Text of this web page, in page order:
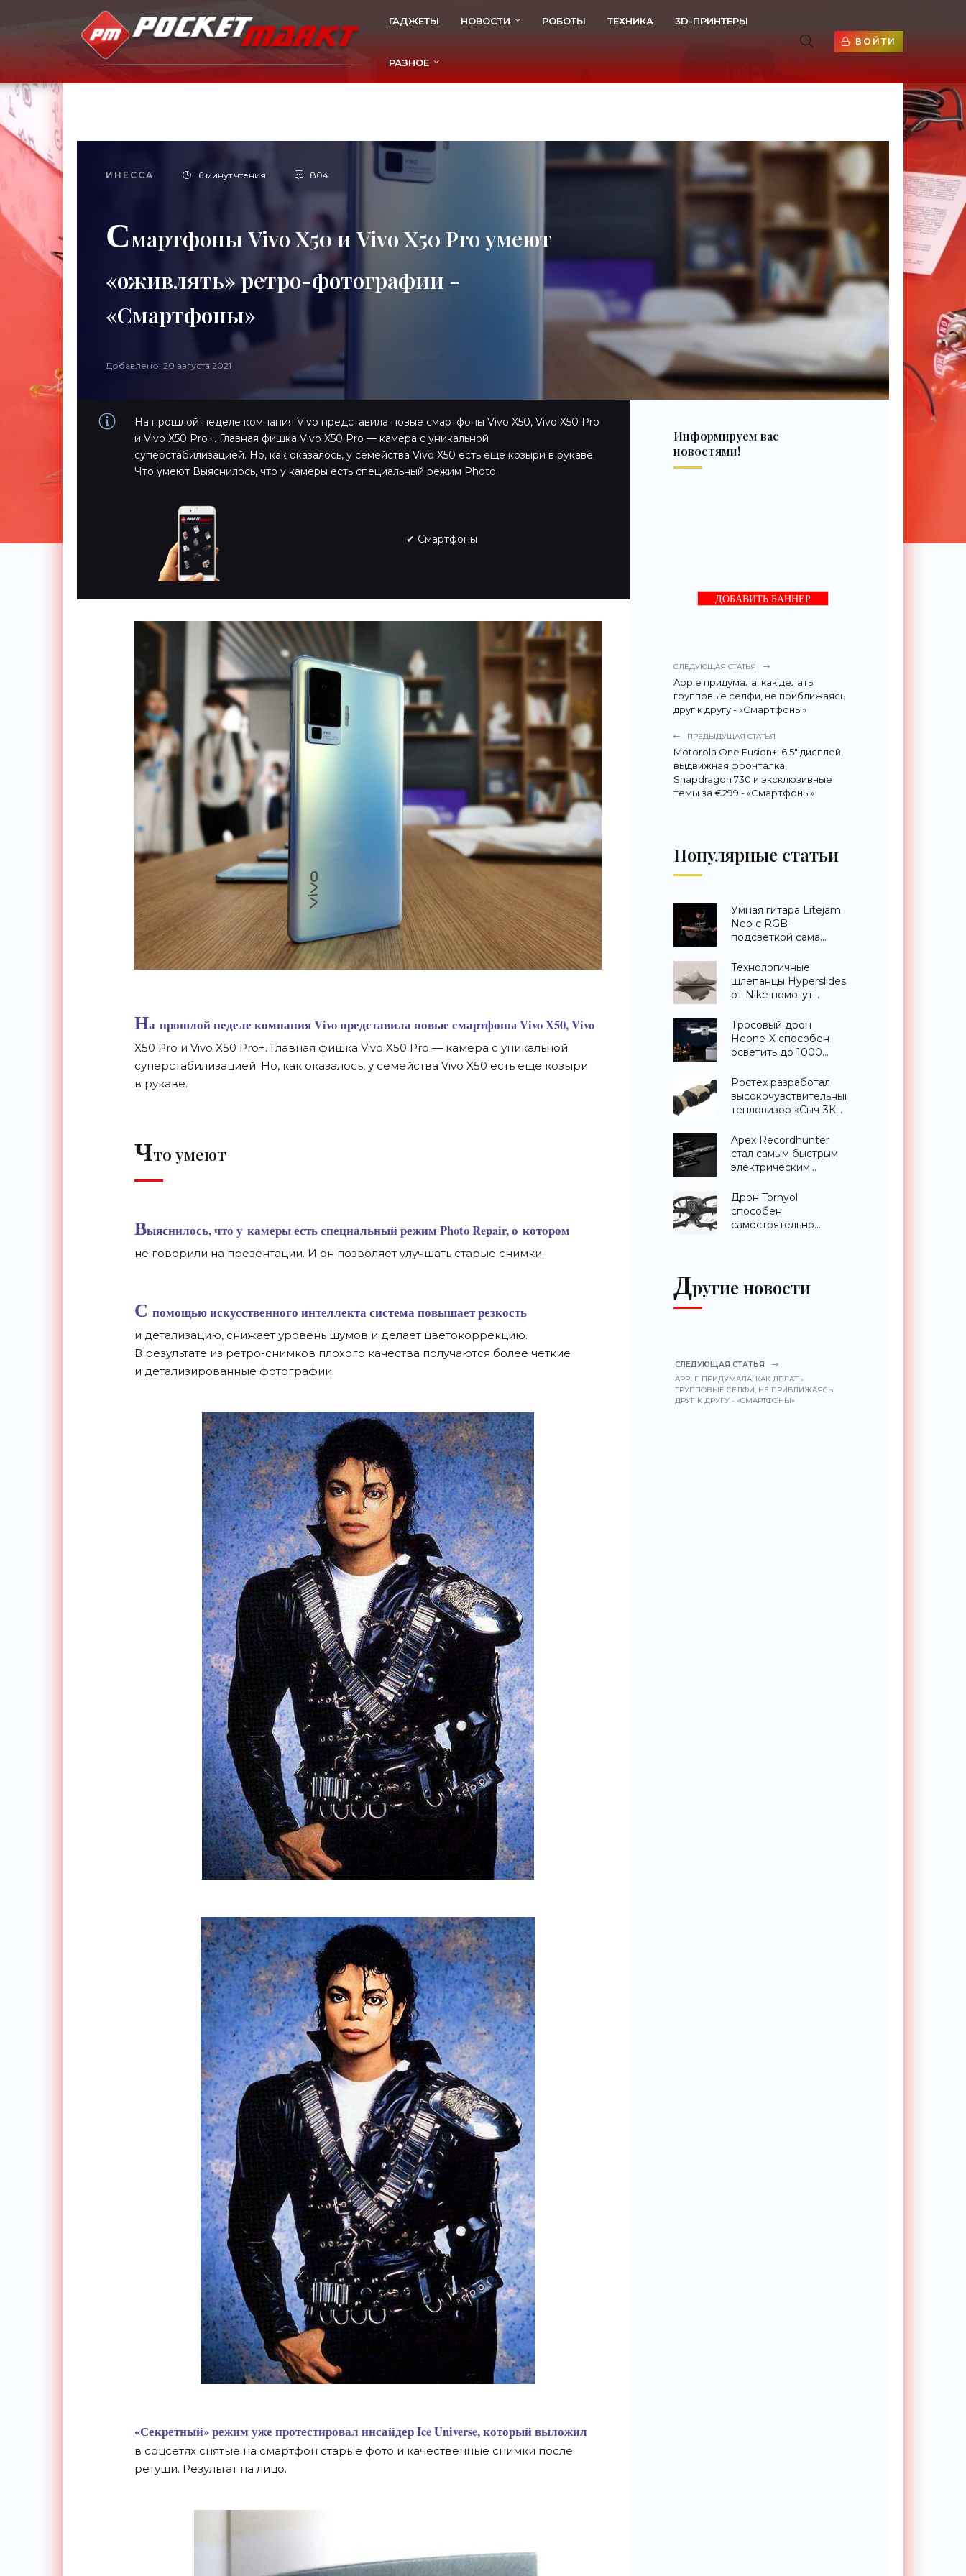
ГАДЖЕТЫ НОВОСТИ РОБОТЫ ТЕХНИКА 3D-ПРИНТЕРЫ
РАЗНОЕ
ВОЙТИ
ИНЕССА 6 минут чтения 804
Смартфоны Vivo X50 и Vivo X50 Pro умеют
«оживлять» ретро-фотографии -
«Смартфоны»
Добавлено: 20 августа 2021
На прошлой неделе компания Vivo представила новые смартфоны Vivo X50, Vivo X50 Pro
и Vivo X50 Pro+. Главная фишка Vivo X50 Pro — камера с уникальной
суперстабилизацией. Но, как оказалось, у семейства Vivo X50 есть еще козыри в рукаве.
Что умеют Выяснилось, что у камеры есть специальный режим Photo
✔ Смартфоны
На прошлой неделе компания Vivo представила новые смартфоны Vivo X50, Vivo
X50 Pro и Vivo X50 Pro+. Главная фишка Vivo X50 Pro —камера с уникальной
суперстабилизацией. Но, как оказалось, у семейства Vivo X50 есть еще козыри
в рукаве.
Что умеют
Выяснилось, что у камеры есть специальный режим Photo Repair, о котором
не говорили на презентации. И он позволяет улучшать старые снимки.
С помощью искусственного интеллекта система повышает резкость
и детализацию, снижает уровень шумов и делает цветокоррекцию.
В результате из ретро-снимков плохого качества получаются более четкие
и детализированные фотографии.
«Секретный»режим уже протестировал инсайдер Ice Universe, который выложил
в соцсетях снятые на смартфон старые фото и качественные снимки после
ретуши. Результат на лицо.
Информируем вас
новостями!
ДОБАВИТЬ БАННЕР
СЛЕДУЮЩАЯ СТАТЬЯ
Apple придумала, как делать
групповые селфи, не приближаясь
друг к другу - «Смартфоны»
ПРЕДЫДУЩАЯ СТАТЬЯ
Motorola One Fusion+: 6,5" дисплей,
выдвижная фронталка,
Snapdragon 730 и эксклюзивные
темы за €299 - «Смартфоны»
Популярные статьи
Умная гитара Litejam
Neo с RGB-
подсветкой сама
«Гаджеты»
Технологичные
шлепанцы Hyperslides
от Nike помогут
ноги после
тренировки -
«Гаджеты»
Тросовый дрон
Heone-X способен
осветить до 1000
земли -
«Беспилотники»
Ростех разработал
высокочувствительный
тепловизор «Сыч-3К»
распознавания до 2
км - «Гаджеты»
Apex Recordhunter
стал самым быстрым
электрическим
«Беспилотники»
Дрон Tornyol
способен
самостоятельно
Другие новости
СЛЕДУЮЩАЯ СТАТЬЯ
APPLE ПРИДУМАЛА, КАК ДЕЛАТЬ
ГРУППОВЫЕ СЕЛФИ, НЕ ПРИБЛИЖАЯСЬ
ДРУГ К ДРУГУ - «СМАРТФОНЫ»